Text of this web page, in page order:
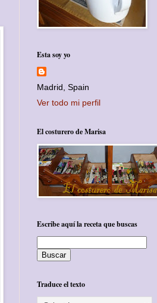
Esta soy yo
Madrid, Spain
Ver todo mi perfil
El costurero de Marisa
Escribe aquí la receta que buscas
Traduce el texto